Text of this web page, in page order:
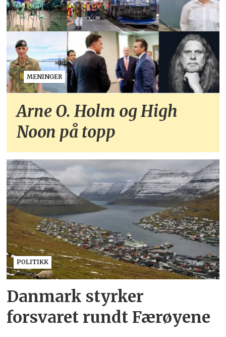
MENINGER
Arne O. Holm og High
Noon på topp
POLITIKK
Danmark styrker
forsvaret rundt Færøyene